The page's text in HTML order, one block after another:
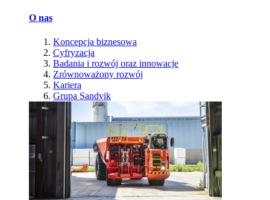
O nas
Koncepcja biznesowa
Cyfryzacja
Badania i rozwój oraz innowacje
Zrównoważony rozwój
Kariera
Grupa Sandvik